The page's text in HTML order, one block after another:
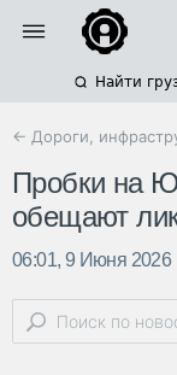
Найти
← Дороги,
Пробки на
обещают
06:01, 9 Июня 2026